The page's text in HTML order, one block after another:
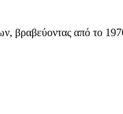
βραβεύοντας από το